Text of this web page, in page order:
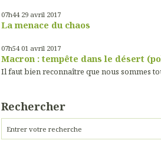
07h44 29 avril 2017
La menace du chaos
07h54 01 avril 2017
Macron : tempête dans le désert
Il faut bien reconnaître que nous sommes
Rechercher